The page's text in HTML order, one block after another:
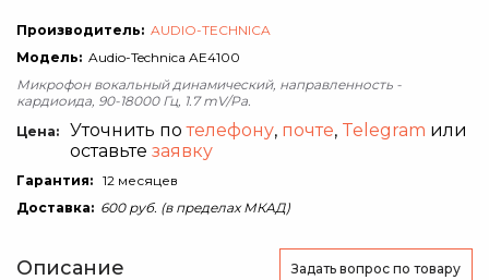
Производитель: AUDIO-TECHNICA
Модель: Audio-Technica AE4100
Микрофон вокальный динамический, направленность -
кардиоида, 90-18000 Гц, 1.7 mV/Pa.
Цена:
Уточнить потелефону, почте, Telegram или
оставьте заявку
Гарантия: 12 месяцев
Доставка: 600 руб. (в пределах МКАД)
Описание Задать вопрос по товару